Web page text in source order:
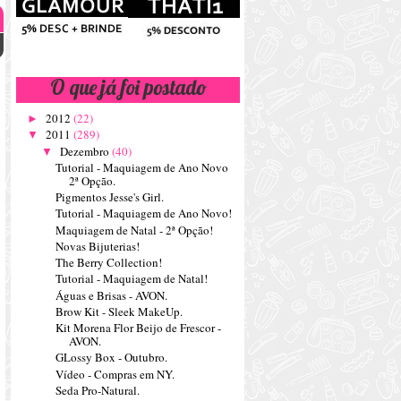
O que já foi postado
► 2012 (22)
▼ 2011 (289)
▼ Dezembro (40)
Tutorial - Maquiagem de Ano Novo
2ª Opção.
Pigmentos Jesse's Girl.
Tutorial - Maquiagem de Ano Novo!
Maquiagem de Natal - 2ª Opção!
Novas Bijuterias!
The Berry Collection!
Tutorial - Maquiagem de Natal!
Águas e Brisas - AVON.
Brow Kit - Sleek MakeUp.
Kit Morena Flor Beijo de Frescor -
AVON.
GLossy Box - Outubro.
Vídeo - Compras em NY.
Seda Pro-Natural.